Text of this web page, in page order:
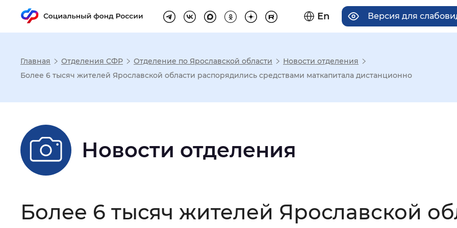
En Версия для
Настройка режима отображения
Шрифт: Без засечек С засечками
Нормальный Большой
Главная Отделения СФР Отделение по Ярославской области
Новости отделения
Более 6 тысяч жителей Ярославской области распорядились средствами маткапитала дистанционно
Новости отделения
Более 6 тысяч жителей Ярославской